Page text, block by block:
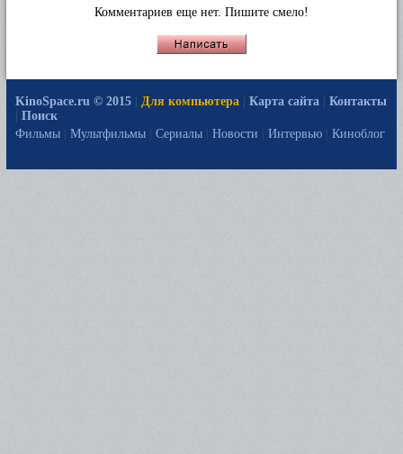
Комментариев еще нет. Пишите смело!
KinoSpace.ru © 2015 Для компьютера Карта сайта
Контакты
Поиск
Фильмы
Мультфильмы Сериалы Новости Интервью Киноблог